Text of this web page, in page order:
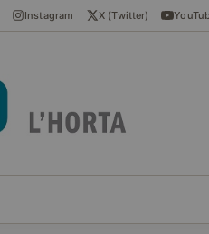
Instagram X (Twitter)